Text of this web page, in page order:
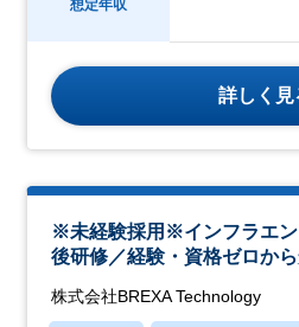
想定年収
詳しく見
※未経験採用※インフラエン
後研修／経験・資格ゼロから
株式会社BREXA Technology